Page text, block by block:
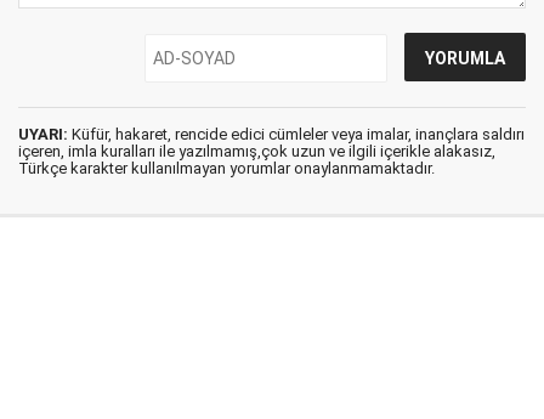
UYARI: Küfür, hakaret, rencide edici cümleler veya imalar, inançlara saldırı
içeren, imla kuralları ile yazılmamış,çok uzun ve ilgili içerikle alakasız,
Türkçe karakter kullanılmayan yorumlar onaylanmamaktadır.